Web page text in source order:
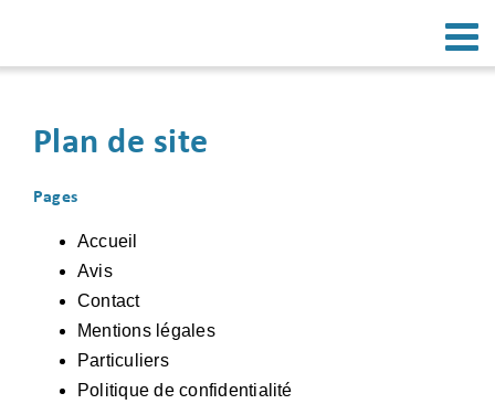
contenu
Plan de site
Pages
Accueil
Avis
Contact
Mentions légales
Particuliers
Politique de confidentialité